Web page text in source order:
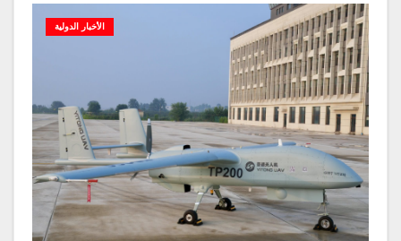
الأخبار الدولية